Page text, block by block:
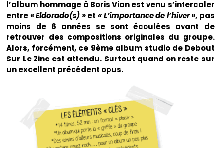
l’album hommage à Boris Vian est venu s’intercaler
entre« Eldorado(s) »et« L’importance de l’hiver », pas
moins de 6 années se sont écoulées avant de
retrouver des compositions originales du groupe.
Alors, forcément, ce 9ème album studio de Debout
Sur Le Zinc est attendu. Surtout quand on reste sur
un excellent précédent opus.